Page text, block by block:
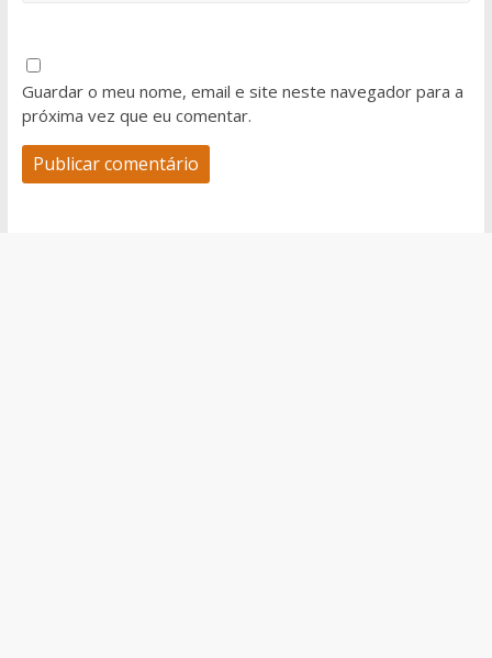
Guardar o meu nome, email e site neste navegador para a
próxima vez que eu comentar.